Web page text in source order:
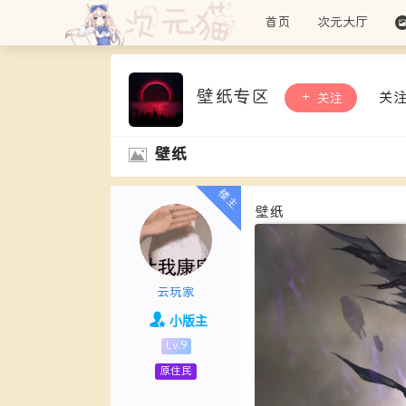
首页 次元大厅
壁纸专区 关注 关
壁纸
云玩家
小版主
Lv.9
原住民
壁纸